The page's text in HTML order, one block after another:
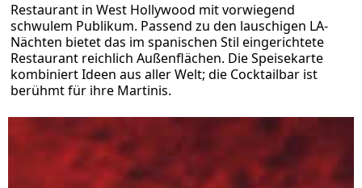
Restaurant in West Hollywood mit vorwiegend
schwulem Publikum. Passend zu den lauschigen LA-
Nächten bietet das im spanischen Stil eingerichtete
Restaurant reichlich Außenflächen. Die Speisekarte
kombiniert Ideen aus aller Welt; die Cocktailbar ist
berühmt für ihre Martinis.